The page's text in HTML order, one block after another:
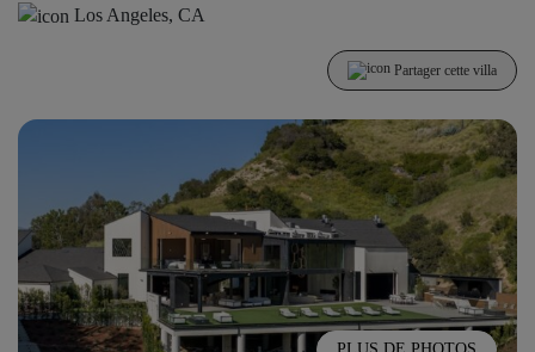
Los Angeles, CA
Partager cette villa